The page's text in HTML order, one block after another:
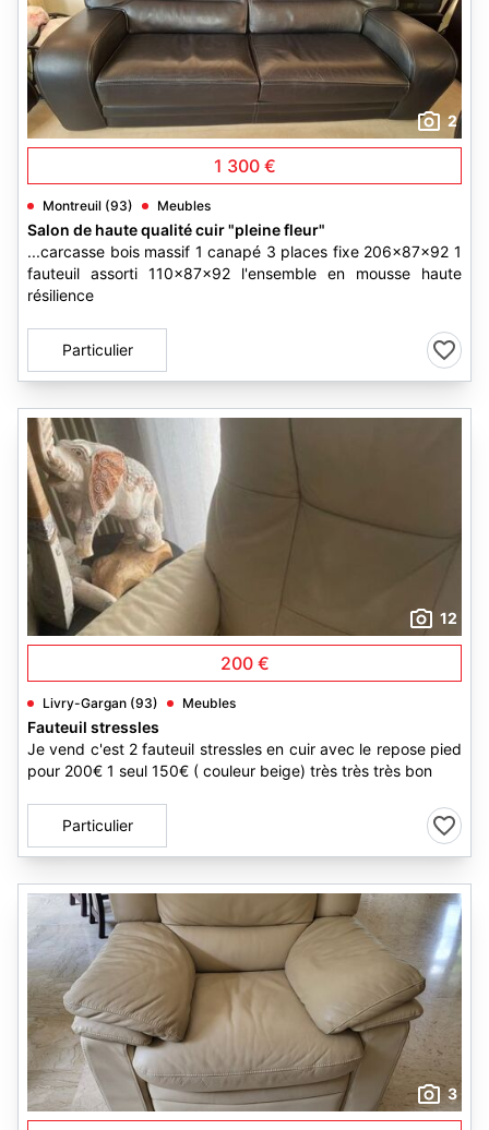
2
1 300 €
Montreuil (93) Meubles
Salon de haute qualité cuir "pleine fleur"
...carcasse bois massif 1 canapé 3 places fixe 206x87x92 1
fauteuil assorti 110x87x92 l'ensemble en mousse haute
résilience
Particulier
12
200 €
Livry-Gargan (93) Meubles
Fauteuil stressles
Je vend c'est 2 fauteuil stressles en cuir avec le repose pied
pour 200€ 1 seul 150€ ( couleur beige) très très très bon
Particulier
3